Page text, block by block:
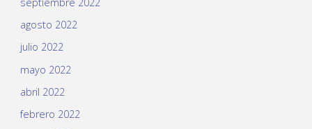
agosto 2022
julio 2022
mayo 2022
abril 2022
febrero 2022